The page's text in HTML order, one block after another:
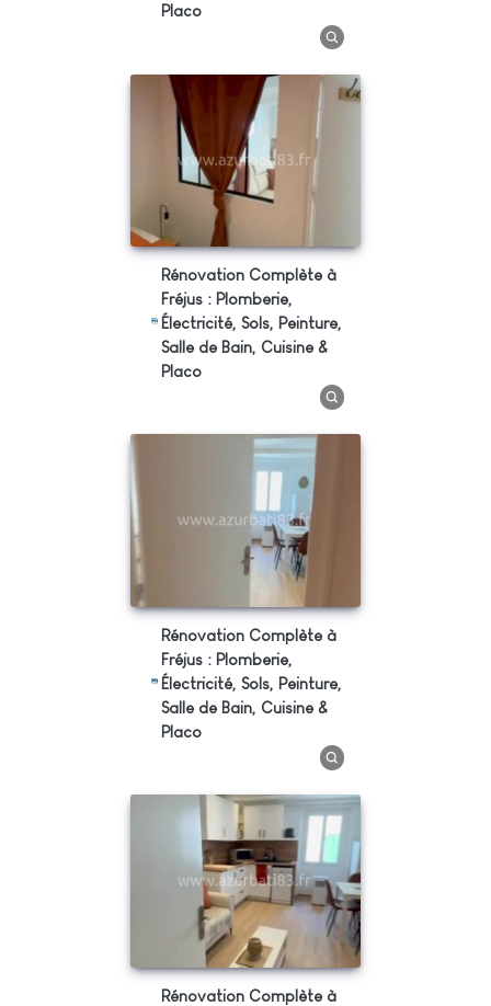
Placo
Rénovation Complète à
Fréjus : Plomberie,
Électricité, Sols, Peinture,
Salle de Bain, Cuisine &
Placo
Rénovation Complète à
Fréjus : Plomberie,
Électricité, Sols, Peinture,
Salle de Bain, Cuisine &
Placo
Rénovation Complète à